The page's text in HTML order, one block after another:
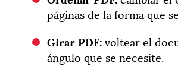
páginas de la forma que
Girar PDF:voltear el
ángulo que se necesite.